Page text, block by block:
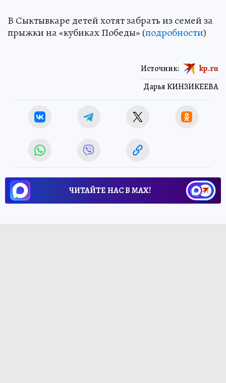
В Сыктывкаре детей хотят забрать из семей за
прыжки на «кубиках Победы» (подробности)
Дарья КИНЗИКЕЕВА
Источник: kp.ru
ЧИТАЙТЕ НАС В МАХ!